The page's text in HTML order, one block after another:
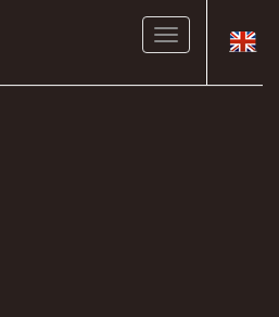
Toggle